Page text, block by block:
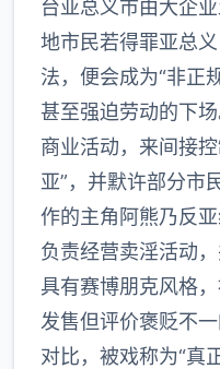
台亚总义市由大企
地市民若得罪亚总
法，便会成为“非正
甚至强迫劳动的下
商业活动，来间接
亚”，并默许部分市
作的主角阿熊乃反亚
负责经营卖淫活动
具有赛博朋克风格
发售但评价褒贬不
对比，被戏称为“真